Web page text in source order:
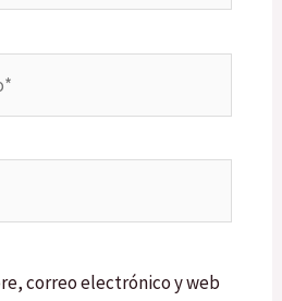
correo electrónico y web